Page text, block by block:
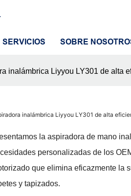
SERVICIOS SOBRE
inalámbrica Liyyou LY301 de alta
inalámbrica Liyyou LY301 de alta
la aspiradora de mano
personalizadas de los
que elimina eficazmente la
y tapizados.